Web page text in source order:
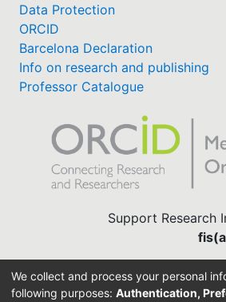
Data Protection
ORCID
Barcelona Declaration
Info on research and publishing
Professor Catalogue
Support Research
We collect and process your personal
following purposes: Authentication,